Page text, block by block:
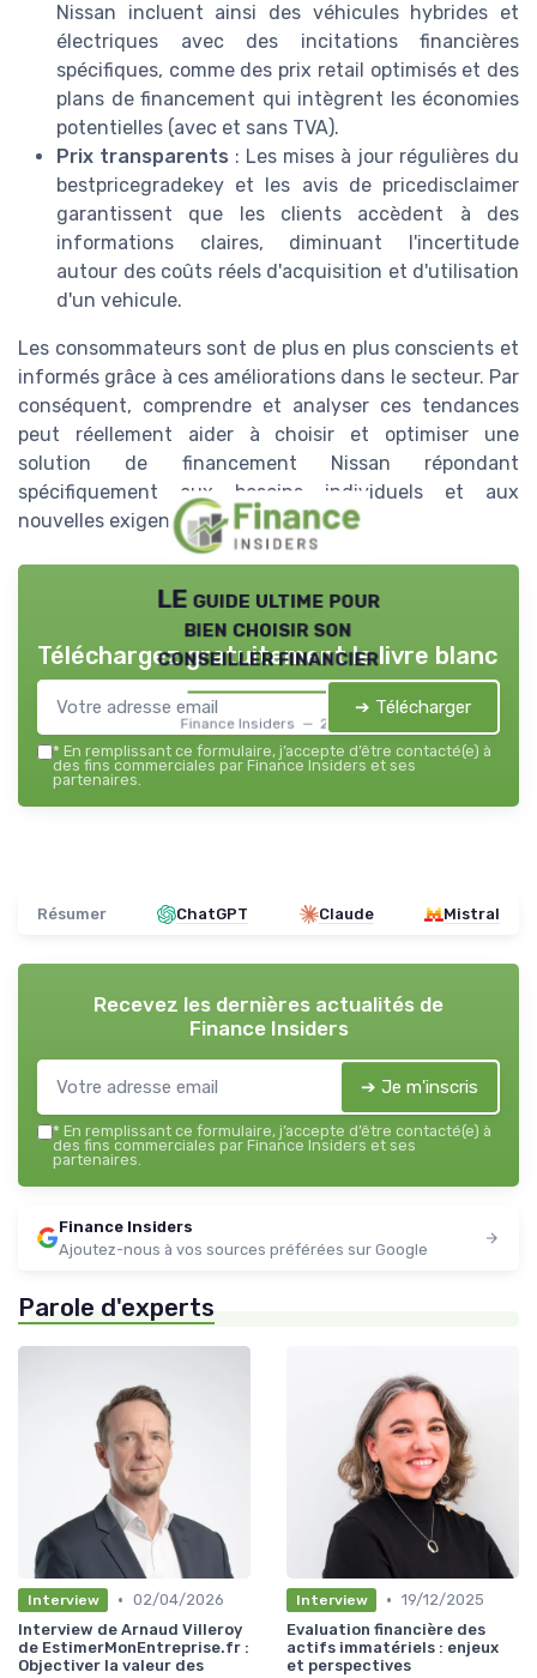
Nissan incluent ainsi des véhicules hybrides et
électriques avec des incitations financières
spécifiques, comme des prix retail optimisés et des
plans de financement qui intègrent les économies
potentielles (avec et sans TVA).
Prix transparents : Les mises à jour régulières du
bestpricegradekey et les avis de pricedisclaimer
garantissent que les clients accèdent à des
informations claires, diminuant l'incertitude
autour des coûts réels d'acquisition et d'utilisation
d'un vehicule.
Les consommateurs sont de plus en plus conscients et
informés grâce à ces améliorations dans le secteur. Par
conséquent, comprendre et analyser ces tendances
peut réellement aider à choisir et optimiser une
solution de financement Nissan répondant
spécifiquement aux besoins individuels et aux
nouvelles exigences du marché.
LE guide ultime pour
bien choisir son
conseiller financier
Finance Insiders — 2026
Téléchargez gratuitement le livre blanc
➔ Télécharger
* En remplissant ce formulaire, j’accepte d’être contacté(e) à
des fins commerciales par Finance Insiders et ses
partenaires.
Résumer ChatGPT Claude Mistral
Recevez les dernières actualités de
Finance Insiders
➔ Je m'inscris
* En remplissant ce formulaire, j’accepte d’être contacté(e) à
des fins commerciales par Finance Insiders et ses
partenaires.
Finance Insiders
Ajoutez-nous à vos sources préférées sur Google
Parole d'experts
Interview • 02/04/2026
Interview de Arnaud Villeroy
de EstimerMonEntreprise.fr :
Objectiver la valeur des
Interview • 19/12/2025
Evaluation financière des
actifs immatériels : enjeux
et perspectives